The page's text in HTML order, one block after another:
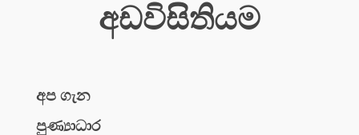
අඩවිසිතියම
අප ගැන
පුණ්‍යාධාර